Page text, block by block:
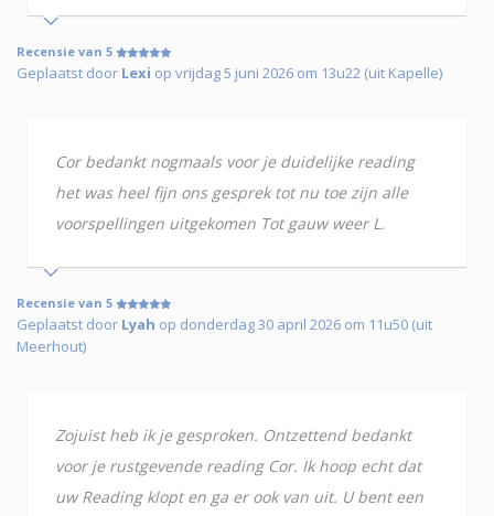
Recensie van 5
Geplaatst door Lexi op vrijdag 5 juni 2026 om 13u22 (uit Kapelle)
Cor bedankt nogmaals voor je duidelijke reading
het was heel fijn ons gesprek tot nu toe zijn alle
voorspellingen uitgekomen Tot gauw weer L.
Recensie van 5
Geplaatst door Lyah op donderdag 30 april 2026 om 11u50 (uit
Meerhout)
Zojuist heb ik je gesproken. Ontzettend bedankt
voor je rustgevende reading Cor. Ik hoop echt dat
uw Reading klopt en ga er ook van uit. U bent een